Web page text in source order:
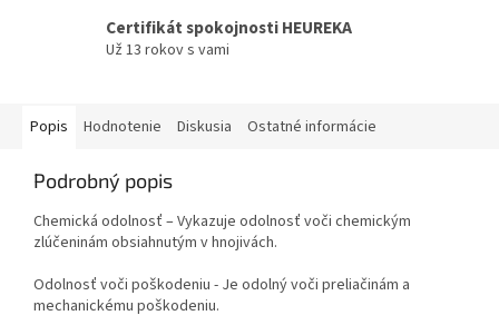
Certifikát spokojnosti HEUREKA
Už 13 rokov s vami
Popis Hodnotenie Diskusia Ostatné informácie
Podrobný popis
Chemická odolnosť – Vykazuje odolnosť voči chemickým
zlúčeninám obsiahnutým v hnojivách.
Odolnosť voči poškodeniu - Je odolný voči preliačinám a
mechanickému poškodeniu.